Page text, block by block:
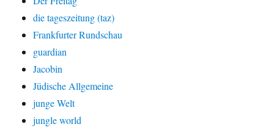
die tageszeitung (taz)
Frankfurter Rundschau
guardian
Jacobin
Jüdische Allgemeine
junge Welt
jungle world